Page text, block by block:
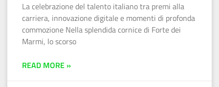
La celebrazione del talento italiano tra premi alla
carriera, innovazione digitale e momenti di profonda
commozione Nella splendida cornice di Forte dei
Marmi, lo scorso
READ MORE »